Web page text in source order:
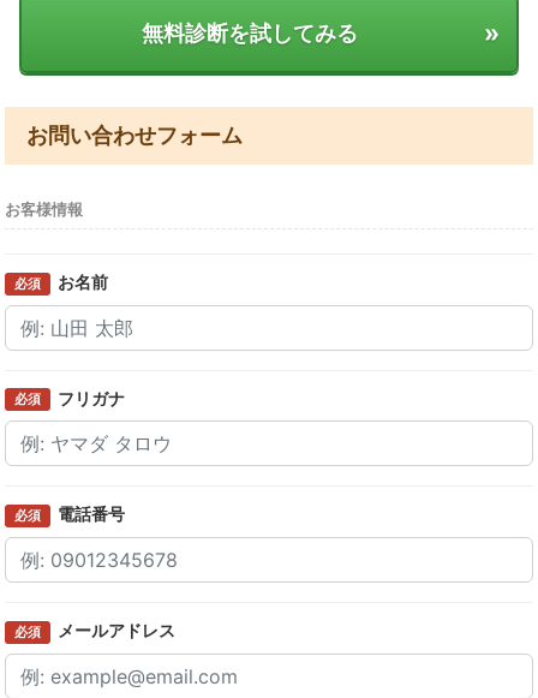
無料診断を試してみる »
お問い合わせフォーム
お客様情報
必須 お名前
必須 フリガナ
必須 電話番号
必須 メールアドレス